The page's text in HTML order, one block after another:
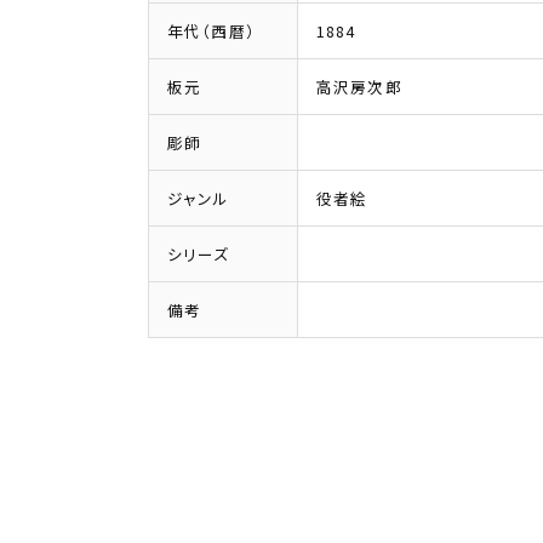
年代（西暦） 1884
板元 高沢房次郎
彫師
ジャンル 役者絵
シリーズ
備考